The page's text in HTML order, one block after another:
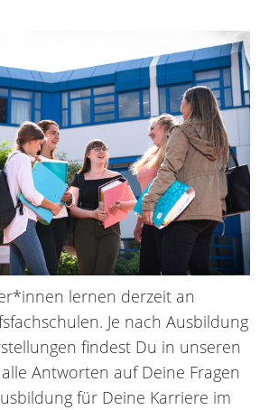
lernen derzeit an
Je nach Ausbildung
findest Du in unseren
Antworten auf Deine Fragen
für Deine Karriere im